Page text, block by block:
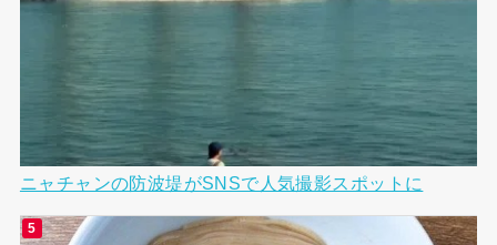
ニャチャンの防波堤がSNSで人気撮影スポットに